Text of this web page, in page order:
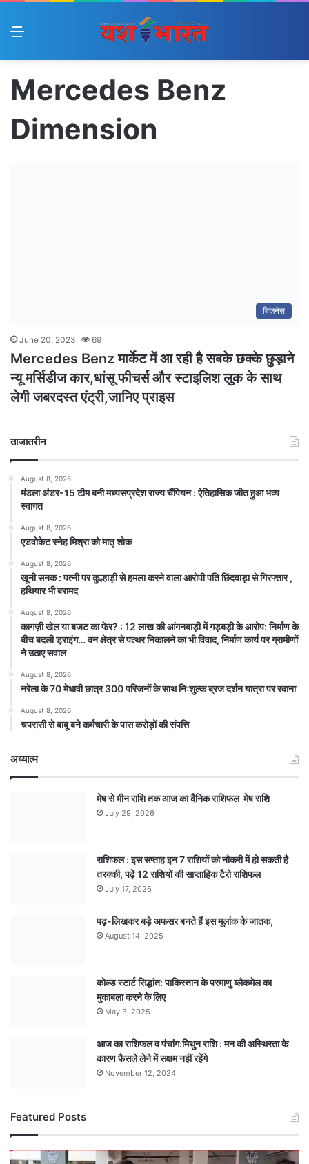
Menu
Mercedes Benz
Dimension
बिज़नेस
June 20, 2023 69
Mercedes Benz मार्केट में आ रही है सबके छक्के छुड़ाने
न्यू मर्सिडीज कार,धांसू फीचर्स और स्टाइलिश लुक के साथ
लेगी जबरदस्त एंट्री,जानिए प्राइस
ताजातरीन
August 8, 2026
मंडला अंडर-15 टीम बनी मध्यसप्रदेश राज्य चैंपियन : ऐतिहासिक जीत हुआ भव्य
स्वागत
August 8, 2026
एडवोकेट स्नेह मिश्रा को मातृ शोक
August 8, 2026
खूनी सनक : पत्नी पर कुल्हाड़ी से हमला करने वाला आरोपी पति छिंदवाड़ा से गिरफ्तार ,
हथियार भी बरामद
August 8, 2026
कागज़ी खेल या बजट का फेर? : 12 लाख की आंगनबाड़ी में गड़बड़ी के आरोप: निर्माण के
बीच बदली ड्राइंग… वन क्षेत्र से पत्थर निकालने का भी विवाद, निर्माण कार्य पर ग्रामीणों
ने उठाए सवाल
August 8, 2026
नरेला के 70 मेधावी छात्र 300 परिजनों के साथ निःशुल्क ब्रज दर्शन यात्रा पर रवाना
August 8, 2026
चपरासी से बाबू बने कर्मचारी के पास करोड़ों की संपत्ति
अध्यात्म
मेष से मीन राशि तक आज का दैनिक राशिफल मेष राशि
July 29, 2026
राशिफल : इस सप्ताह इन 7 राशियों को नौकरी में हो सकती है
तरक्की, पढ़ें 12 राशियों की साप्ताहिक टैरो राशिफल
July 17, 2026
पढ़-लिखकर बड़े अफसर बनते हैं इस मूलांक के जातक,
August 14, 2025
कोल्ड स्टार्ट सिद्धांत: पाकिस्तान के परमाणु ब्लैकमेल का
मुकाबला करने के लिए
May 3, 2025
आज का राशिफल व पंचांग:मिथुन राशि : मन की अस्थिरता के
कारण फैसले लेने में सक्षम नहीं रहेंगे
November 12, 2024
Featured Posts